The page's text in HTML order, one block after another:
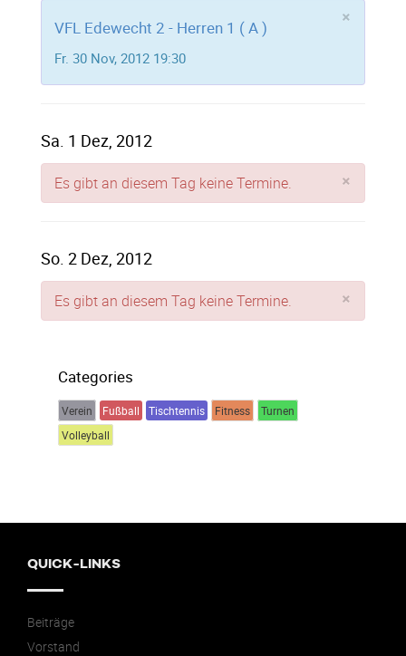
×
VFL Edewecht 2 - Herren 1 ( A )
Fr. 30 Nov, 2012 19:30
Sa. 1 Dez, 2012
×
Es gibt an diesem Tag keine Termine.
So. 2 Dez, 2012
×
Es gibt an diesem Tag keine Termine.
Categories
Verein Fußball Tischtennis Fitness
Turnen
Volleyball
QUICK-LINKS
Beiträge
Vorstand